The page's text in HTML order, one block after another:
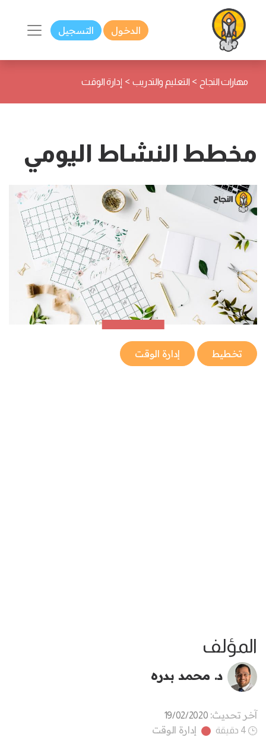
الدخول التسجيل
مهارات النجاح > التعليم والتدريب > إدارة الوقت
مخطط النشاط اليومي
تخطيط إدارة الوقت
المؤلف
د. محمد بدره
آخر تحديث: 19/02/2020
4 دقيقة
إدارة الوقت